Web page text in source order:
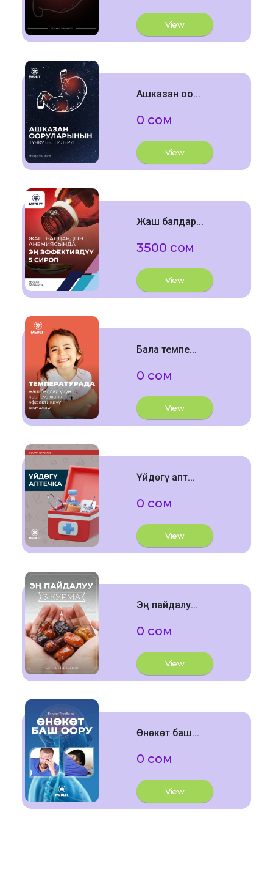
View
Ашказан оо...
0 сом
View
Жаш балдар...
3500 сом
View
Бала темпе...
0 сом
View
Үйдөгү апт...
0 сом
View
Эң пайдалу...
0 сом
View
Өнөкөт баш...
0 сом
View